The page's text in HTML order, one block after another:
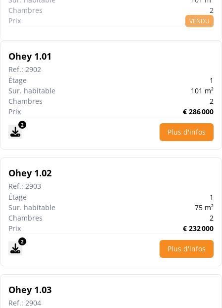
Chambres
2
Prix
VENDU
Ohey 1.01
Ref.: 2902
Étage
1
Sur. habitable
101 m²
Chambres
2
Prix
€ 286 000
2
Plus d'infos
Ohey 1.02
Ref.: 2903
Étage
1
Sur. habitable
75 m²
Chambres
2
Prix
€ 232 000
2
Plus d'infos
Ohey 1.03
Ref.: 2904